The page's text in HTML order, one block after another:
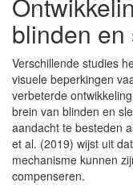
blinden
Verschillende studies
visuele beperkingen
verbeterde
brein van blinden en
aandacht te besteden
et al. (2019) wijst uit
mechanisme kunnen
compenseren.